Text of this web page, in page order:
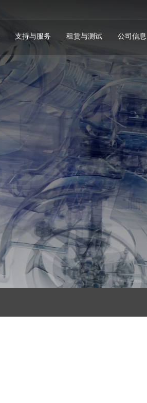
支持与服务 租赁与测试 公司信息